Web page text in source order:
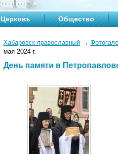
Церковь Общество
Хабаровск православный →
мая 2024 г.
День памяти в